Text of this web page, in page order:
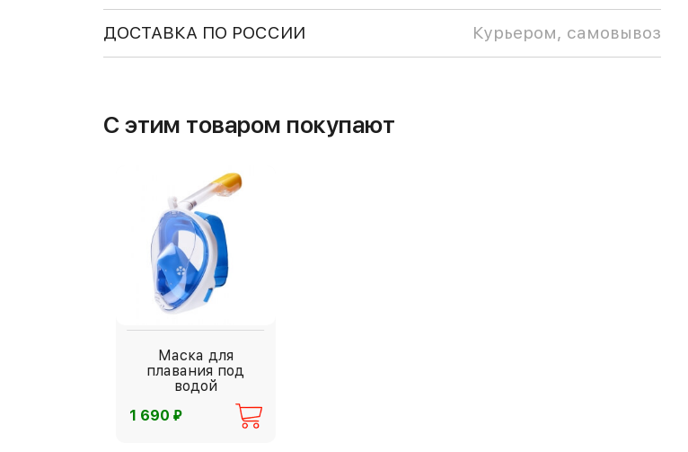
ДОСТАВКА ПО РОССИИ Курьером, самовывоз
С этим товаром покупают
Маска для
плавания под
водой
1 690 ⃏